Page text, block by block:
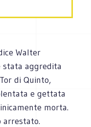
Walter
stata aggredita
di Quinto,
e gettata
morta.
arrestato.